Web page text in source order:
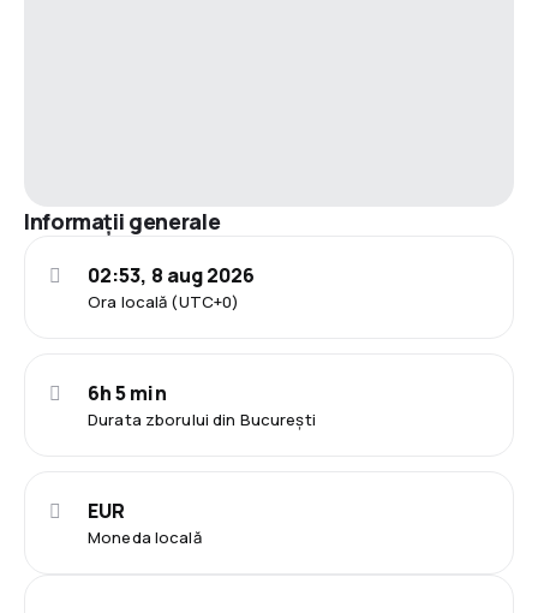
Informații generale
Ora locală (UTC+0)
02:53, 8 aug 2026
Durata zborului din București
6h 5 min
Moneda locală
EUR